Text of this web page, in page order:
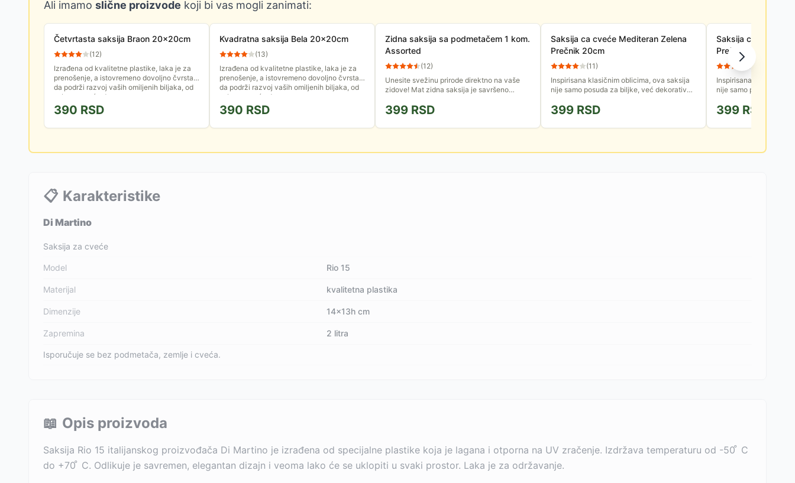
Ali imamo slične proizvode koji bi vas mogli zanimati:
Četvrtasta saksija Braon 20x20cm
(12)
Izrađena od kvalitetne plastike, laka je za
prenošenje, a istovremeno dovoljno čvrsta
da podrži razvoj vaših omiljenih biljaka, od
sobnog cveća do...
390 RSD
Kvadratna saksija Bela 20x20cm
(13)
Izrađena od kvalitetne plastike, laka je za
prenošenje, a istovremeno dovoljno čvrsta
da podrži razvoj vaših omiljenih biljaka, od
sobnog cveća do...
390 RSD
Zidna saksija sa podmetačem 1 kom.
Assorted
(12)
Unesite svežinu prirode direktno na vaše
zidove! Mat zidna saksija je savršeno
sopstvenu vertikalnu baštu, bez...
399 RSD
Saksija ca cveće Mediteran Zelena
Prečnik 20cm
(11)
Inspirisana klasičnim oblicima, ova saksija
nije samo posuda za biljke, već dekorativni
tradicionalni...
399 RSD
Saksija ca cveće
Prečnik 20cm
(
Inspirisana klasičnim
nije samo posuda za
tradicionalni...
399 RSD
📋 Karakteristike
Di Martino
Saksija za cveće
Model Rio 15
Materijal kvalitetna plastika
Dimenzije 14x13h cm
Zapremina 2 litra
Isporučuje se bez podmetača, zemlje i cveća.
📖 Opis proizvoda
Saksija Rio 15 italijanskog proizvođača Di Martino je izrađena od specijalne plastike koja je lagana i otporna na UV zračenje. Izdržava temperaturu od -50 ̊ C
do +70 ̊ C. Odlikuje je savremen, elegantan dizajn i veoma lako će se uklopiti u svaki prostor. Laka je za održavanje.